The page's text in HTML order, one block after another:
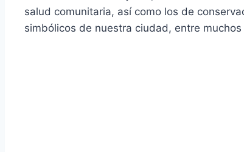
salud comunitaria, así como los de
simbólicos de nuestra ciudad, entre muchos